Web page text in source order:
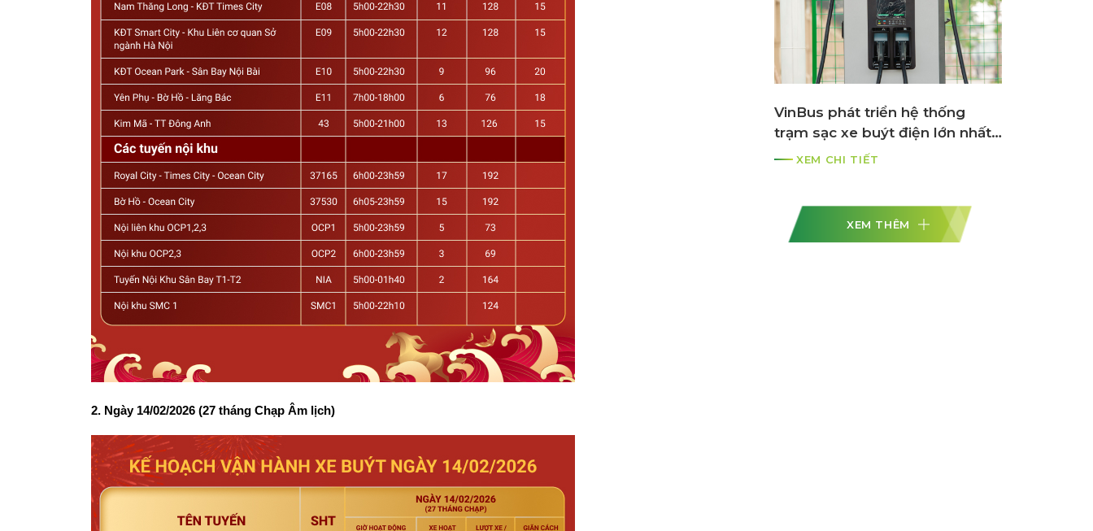
2. Ngày 14/02/2026 (27 tháng Chạp Âm lịch)
VinBus phát triển hệ thống
trạm sạc xe buýt điện lớn nhất
ASEAN
XEM CHI TIẾT
XEM THÊM